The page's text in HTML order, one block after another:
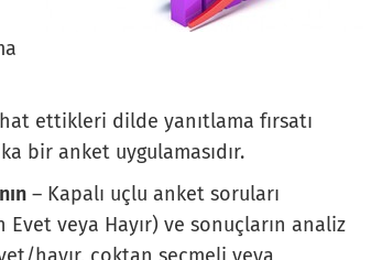
ettikleri dilde yanıtlama fırsatı
bir anket uygulamasıdır.
– Kapalı uçlu anket soruları
veya Hayır) ve sonuçların analiz